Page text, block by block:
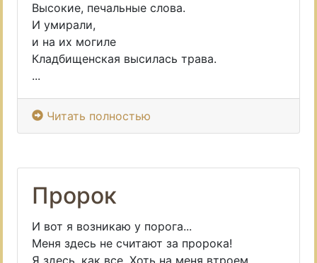
Высокие, печальные слова.
И умирали,
и на их могиле
Кладбищенская высилась трава.
...
Читать полностью
Пророк
И вот я возникаю у порога...
Меня здесь не считают за пророка!
Я здесь, как все. Хоть на меня втроем